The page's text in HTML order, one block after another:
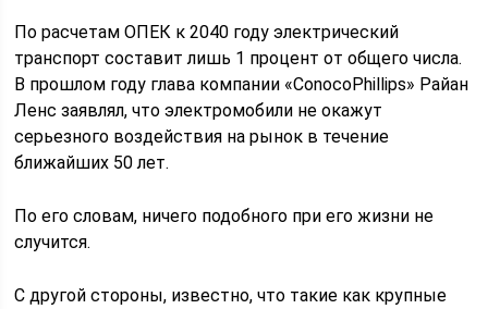
По расчетам ОПЕК к 2040 году электрический
транспорт составит лишь 1 процент от общего числа.
В прошлом году глава компании «ConocoPhillips» Райан
Ленс заявлял, что электромобили не окажут
серьезного воздействия на рынок в течение
ближайших 50 лет.
По его словам, ничего подобного при его жизни не
случится.
С другой стороны, известно, что такие как крупные